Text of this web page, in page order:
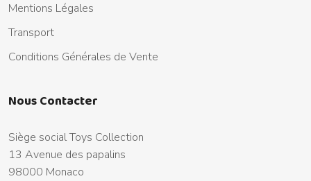
Mentions Légales
Transport
Conditions Générales de Vente
Nous Contacter
Siège social Toys Collection
13 Avenue des papalins
98000 Monaco